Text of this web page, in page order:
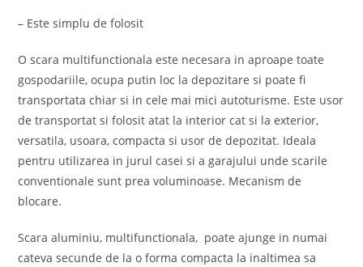
– Este simplu de folosit
O scara multifunctionala este necesara in aproape toate
gospodariile, ocupa putin loc la depozitare si poate fi
transportata chiar si in cele mai mici autoturisme. Este usor
de transportat si folosit atat la interior cat si la exterior,
versatila, usoara, compacta si usor de depozitat. Ideala
pentru utilizarea in jurul casei si a garajului unde scarile
conventionale sunt prea voluminoase. Mecanism de
blocare.
Scara aluminiu, multifunctionala, poate ajunge in numai
cateva secunde de la o forma compacta la inaltimea sa